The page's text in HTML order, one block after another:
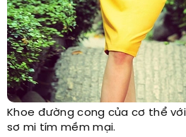
Khoe đường cong của cơ thể
sơ mi tím mềm mại.